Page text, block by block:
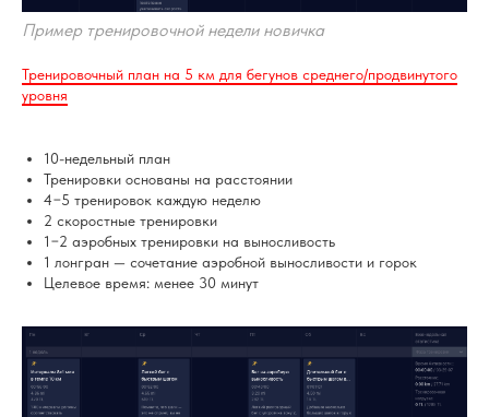
Пример тренировочной недели новичка
Тренировочный план на 5 км для бегунов среднего/продвинутого
уровня
10-недельный план
Тренировки основаны на расстоянии
4−5 тренировок каждую неделю
2 скоростные тренировки
1−2 аэробных тренировки на выносливость
1 лонгран — сочетание аэробной выносливости и горок
Целевое время: менее 30 минут